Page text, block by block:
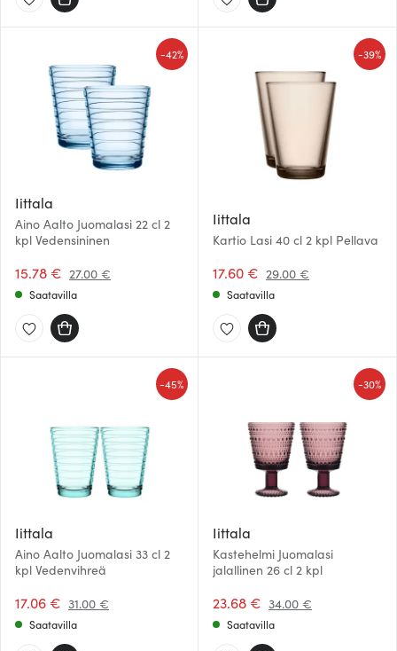
Iittala
Aino Aalto Juomalasi 22 cl 2
kpl Vedensininen
15.78 € 27.00 €
-42%
Saatavilla
Iittala
Kartio Lasi 40 cl 2 kpl Pellava
17.60 € 29.00 €
-39%
Saatavilla
Iittala
Aino Aalto Juomalasi 33 cl 2
kpl Vedenvihreä
17.06 € 31.00 €
-45%
Saatavilla
Iittala
Kastehelmi Juomalasi
jalallinen 26 cl 2 kpl
23.68 € 34.00 €
-30%
Saatavilla